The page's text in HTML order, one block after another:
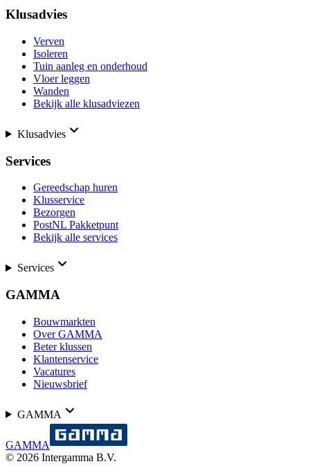
Klusadvies
Verven
Isoleren
Tuin aanleg en onderhoud
Vloer leggen
Wanden
Bekijk alle klusadviezen
Klusadvies
Services
Gereedschap huren
Klusservice
Bezorgen
PostNL Pakketpunt
Bekijk alle services
Services
GAMMA
Bouwmarkten
Over GAMMA
Beter klussen
Klantenservice
Vacatures
Nieuwsbrief
GAMMA
GAMMA
© 2026 Intergamma B.V.